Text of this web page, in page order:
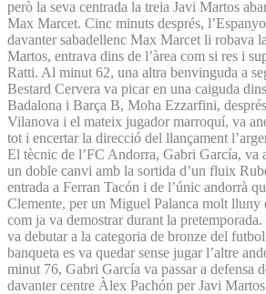
però la seva centrada la treia Javi Martos
Max Marcet. Cinc minuts després,
davanter sabadellenc Max Marcet li robava
Martos, entrava dins de l’àrea com si res i
Ratti. Al minut 62, una altra benvinguda a
Bestard Cervera va picar en una caiguda
Badalona i Barça B, Moha Ezzarfini,
Vilanova i el mateix jugador marroquí, va
tot i encertar la direcció del llançament
El tècnic de l’FC Andorra, Gabri García, va
un doble canvi amb la sortida d’un fluix
entrada a Ferran Tacón i de l’únic andorrà
Clemente, per un Miguel Palanca molt
com ja va demostrar durant la
va debutar a la categoria de bronze del
banqueta es va quedar sense jugar l’altre
minut 76, Gabri García va passar a defensa
davanter centre Àlex Pachón per Javi